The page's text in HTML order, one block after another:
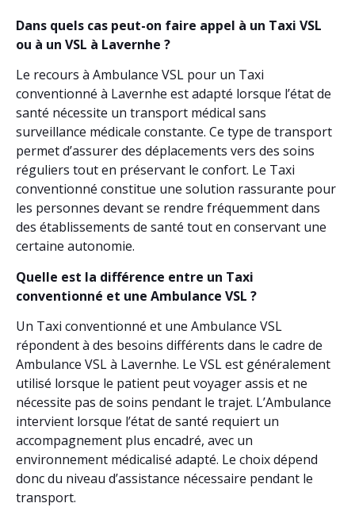
Dans quels cas peut-on faire appel à un Taxi VSL
ou à un VSL à Lavernhe ?
Le recours à Ambulance VSL pour un Taxi
conventionné à Lavernhe est adapté lorsque l’état de
santé nécessite un transport médical sans
surveillance médicale constante. Ce type de transport
permet d’assurer des déplacements vers des soins
réguliers tout en préservant le confort. Le Taxi
conventionné constitue une solution rassurante pour
les personnes devant se rendre fréquemment dans
des établissements de santé tout en conservant une
certaine autonomie.
Quelle est la différence entre un Taxi
conventionné et une Ambulance VSL ?
Un Taxi conventionné et une Ambulance VSL
répondent à des besoins différents dans le cadre de
Ambulance VSL à Lavernhe. Le VSL est généralement
utilisé lorsque le patient peut voyager assis et ne
nécessite pas de soins pendant le trajet. L’Ambulance
intervient lorsque l’état de santé requiert un
accompagnement plus encadré, avec un
environnement médicalisé adapté. Le choix dépend
donc du niveau d’assistance nécessaire pendant le
transport.